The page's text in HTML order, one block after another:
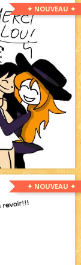
✦ NOUVEAU ✦
✦ NOUVEAU ✦